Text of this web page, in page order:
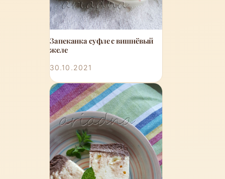
Запеканка суфле с вишнёвый
желе
30.10.2021